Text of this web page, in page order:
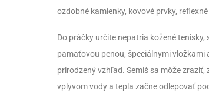
ozdobné kamienky, kovové prvky,
Do práčky určite nepatria kožené
pamäťovou penou, špeciálnymi
prirodzený vzhľad. Semiš sa môže
vplyvom vody a tepla začne odlepovať